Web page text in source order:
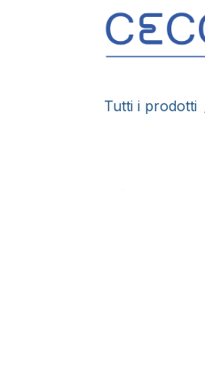
Passa al contenuto
Tutti i prodotti